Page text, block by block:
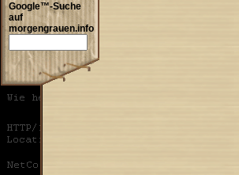
Google™-Suche
auf
morgengrauen.info